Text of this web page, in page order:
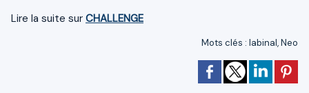
Lire la suite sur CHALLENGE
Mots clés : labinal,Neo